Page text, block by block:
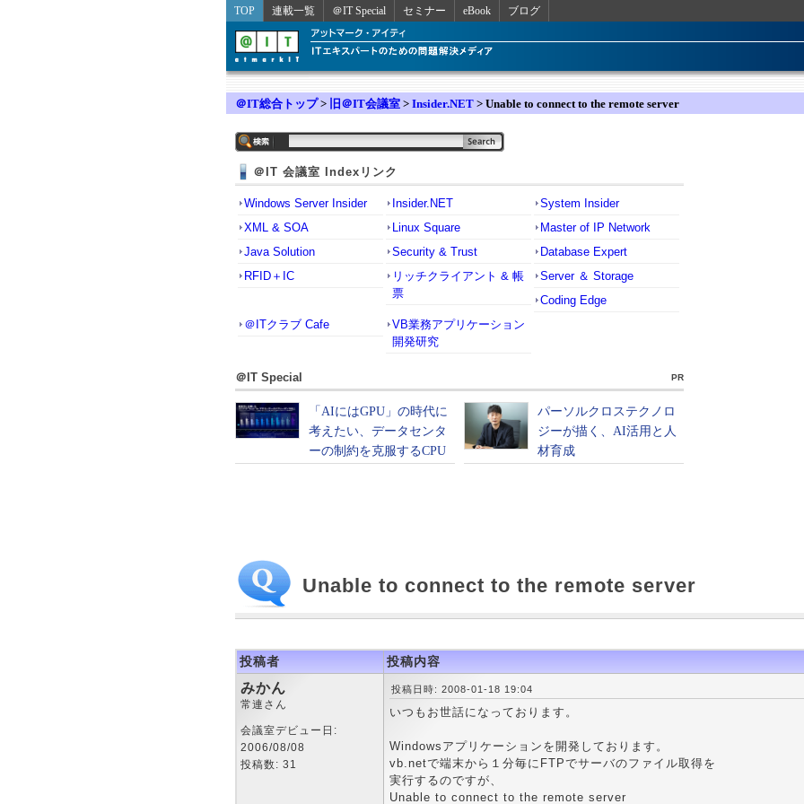
TOP 連載一覧 ＠IT Special セミナー eBook ブログ
＠IT総合トップ> 旧＠IT会議室 > Insider.NET > Unable to connect to the remote server
＠IT 会議室 Indexリンク
Windows Server Insider Insider.NET
System Insider
XML & SOA
Linux Square
Master of IP Network
Java Solution
Security & Trust
Database Expert
RFID＋IC
リッチクライアント & 帳
票
Server ＆ Storage
Coding Edge
＠ITクラブ Cafe
VB業務アプリケーション
開発研究
＠IT Special PR
Unable to connect to the remote server
投稿者 投稿内容
みかん
常連さん
会議室デビュー日:
2006/08/08
投稿数: 31
投稿日時: 2008-01-18 19:04
いつもお世話になっております。
Windowsアプリケーションを開発しております。
vb.netで端末から１分毎にFTPでサーバのファイル取得を
実行するのですが、
Unable to connect to the remote server